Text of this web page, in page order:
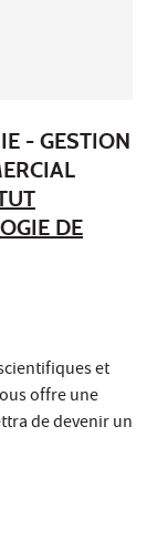
- GESTION
DE
et
offre une
de devenir un